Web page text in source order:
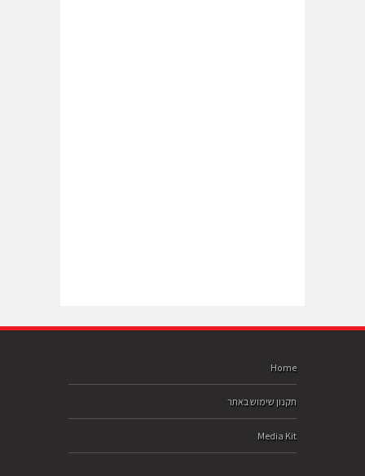
Home
תקנון שימוש באתר
Media Kit